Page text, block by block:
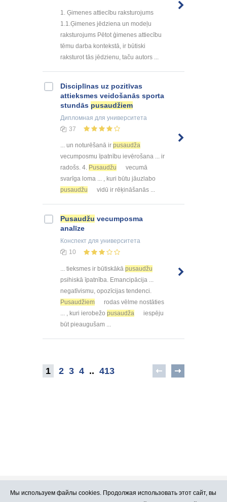
1. Ģimenes attiecību raksturojums
1.1.Ģimenes jēdziena un modeļu
raksturojums Pētot ģimenes attiecību
tēmu darba kontekstā, ir būtiski
raksturot tās jēdzienu, taču autors ...
Disciplīnas uz pozitīvas
attieksmes veidošanās sporta
stundās pusaudžiem
Дипломная для университета
37
... un noturēšanā ir pusaudža
vecumposmu īpatnību ievērošana ... ir
radošs. 4. Pusaudžu
vecumā
svarīga loma ... , kuri būtu jāuzlabo
pusaudžu
vidū ir rēķināšanās ...
Pusaudžu vecumposma
analīze
Конспект для университета
10
... tieksmes ir būtiskākā pusaudžu
psihiskā īpatnība. Emancipācija ...
negatīvismu, opozīcijas tendenci.
Pusaudžiem
rodas vēlme nostāties
... , kuri ierobežo pusaudža
iespēju
būt pieaugušam ...
1 2 3 4 .. 413
Про Atlants.lv Реклама
Мы используем файлы cookies. Продолжая использовать этот сайт, вы